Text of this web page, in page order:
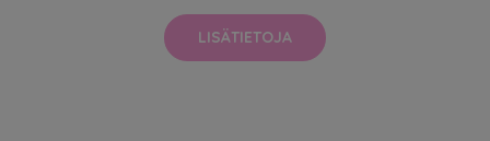
LISÄTIETOJA